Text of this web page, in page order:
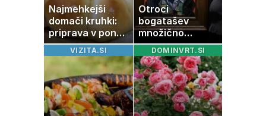
Najmehkejši
domači kruhki:
priprava v ponvi
je trik za popoln
rezultat
Otroci
bogatašev
množično
prodajajo
družinske
zbirke: raje imajo
denar kot
umetnine
VIZITA.SI DOMINVRT.SI